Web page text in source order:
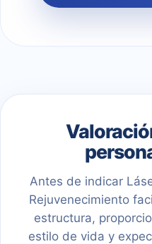
Antes de indicar
Rejuvenecimiento
estructura,
estilo de vida y